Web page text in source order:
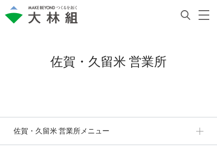
佐賀・久留米 営業所
佐賀・久留米 営業所メニュー